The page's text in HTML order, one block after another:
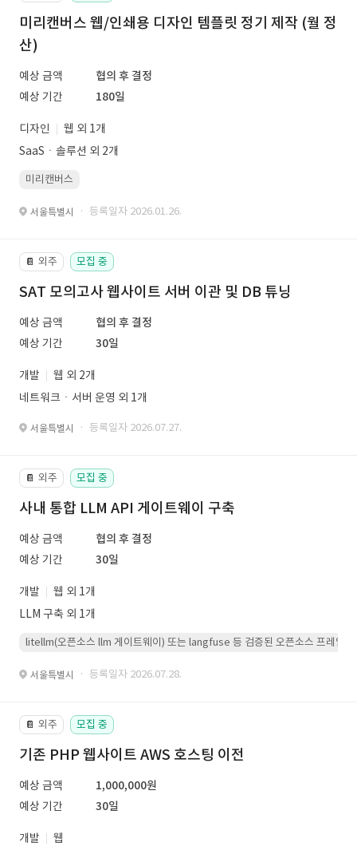
미리캔버스 웹/인쇄용 디자인 템플릿 정기 제작 (월 정
산)
예상 금액
협의 후 결정
예상 기간
180일
디자인
웹 외 1개
SaaSㆍ솔루션 외 2개
미리캔버스
서울특별시 · 등록일자 2026.01.26.
📔 외주 모집 중
SAT 모의고사 웹사이트 서버 이관 및 DB 튜닝
예상 금액
협의 후 결정
예상 기간
30일
개발
웹 외 2개
네트워크ㆍ서버 운영 외 1개
서울특별시 · 등록일자 2026.07.27.
📔 외주 모집 중
사내 통합 LLM API 게이트웨이 구축
예상 금액
협의 후 결정
예상 기간
30일
개발
웹 외 1개
LLM 구축 외 1개
litellm(오픈소스 llm 게이트웨이) 또는 langfuse 등 검증된 오픈소스 프레임워
서울특별시 · 등록일자 2026.07.28.
📔 외주 모집 중
기존 PHP 웹사이트 AWS 호스팅 이전
예상 금액
1,000,000원
예상 기간
30일
개발
웹